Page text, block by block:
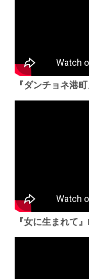
『ダンチョネ港
『女に生まれて